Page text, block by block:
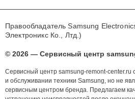
Правообладатель Samsung
Электроникс Ко., Лтд.)
© 2026 — Сервисный центр
Сервисный центр samsung-remont-center.ru
и обслуживании техники Samsung, но не
сервисным центром бренда. Предлагаем